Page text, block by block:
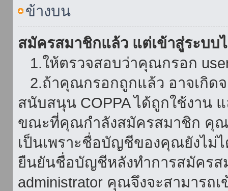
ข้างบน
สมัครสมาชิกแล้ว แต่เข้าสู่ระบบ
1.ให้ตรวจสอบว่าคุณกรอก
2.ถ้าคุณกรอกถูกแล้ว อาจเกิด
สนับสนุน COPPA ได้ถูกใช้งาน
ขณะที่คุณกำลังสมัครสมาชิก คุ
เป็นเพราะชื่อบัญชีของคุณยังไม่
ยืนยันชื่อบัญชีหลังทำการสมัครส
administrator คุณจึงจะสามาร